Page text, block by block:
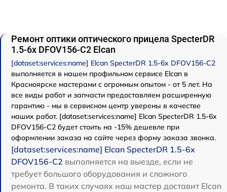
Ремонт оптики оптического прицела SpecterDR
1.5-6x DFOV156-C2 Elcan
[dataset:services:name] Elcan SpecterDR 1.5-6x DFOV156-C2
выполняется в нашем профильном сервисе Elcan в
Красноярске мастерами с огромным опытом - от 5 лет. На
все виды работ и запчасти предоставляем расширенную
гарантию - мы в сервисном центр уверены в качестве
наших работ. [dataset:services:name] Elcan SpecterDR 1.5-6x
DFOV156-C2 будет стоить на -15% дешевле при
оформлении заказа на сайте через форму заказа звонка.
[dataset:services:name] Elcan SpecterDR 1.5-6x
DFOV156-C2 выполняется на выезде, если не
требует большого оборудования и сложного
ремонта. В таких случаях наш мастер доставит Elcan